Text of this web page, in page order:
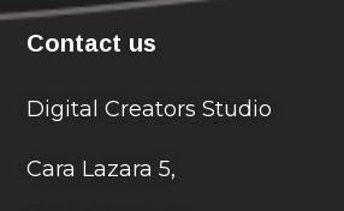
Contact us
Digital Creators Studio
Cara Lazara 5,